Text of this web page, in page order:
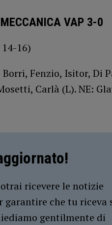
VAP 3-0
16)
Borri, Fenzio, Isitor, Di
Carlà (L). NE:
ricevere le notizie
che tu riceva
gentilmente di